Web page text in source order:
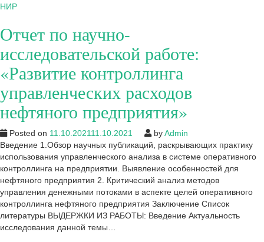
аспекте
целей
контроллинга
предприятия
НИР
Отчет по научно-
исследовательской работе:
«Развитие контроллинга
управленческих расходов
нефтяного предприятия»
Posted on 11.10.202111.10.2021 byAdmin
Введение 1.Обзор научных публикаций, раскрывающих практику
использования управленческого анализа в системе оперативного
контроллинга на предприятии. Выявление особенностей для
нефтяного предприятия 2. Критический анализ методов
управления денежными потоками в аспекте целей оперативного
контроллинга нефтяного предприятия Заключение Список
литературы ВЫДЕРЖКИ ИЗ РАБОТЫ: Введение Актуальность
исследования данной темы…